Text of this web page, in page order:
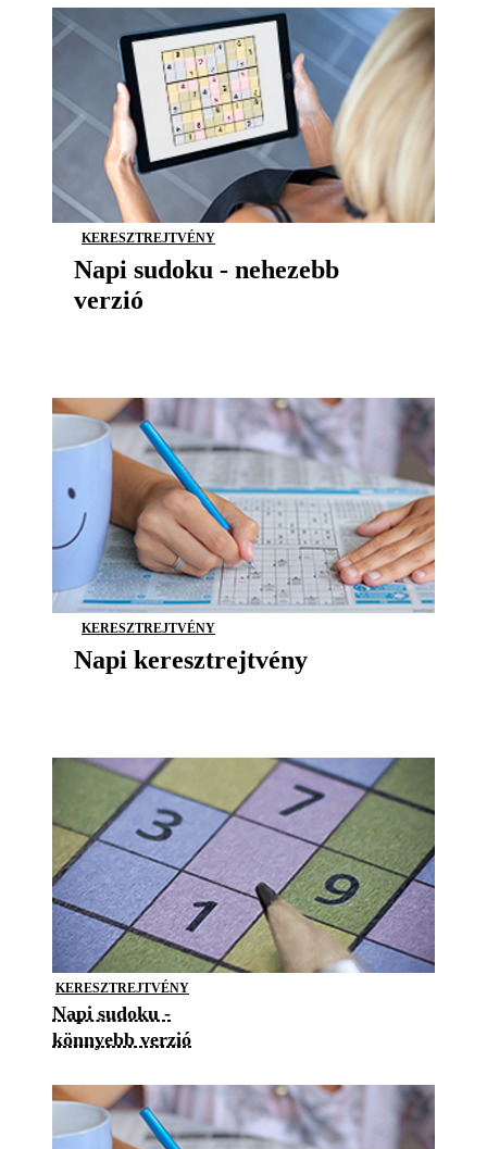
KERESZTREJTVÉNY
Napi sudoku - nehezebb
verzió
KERESZTREJTVÉNY
Napi keresztrejtvény
KERESZTREJTVÉNY
Napi sudoku -
könnyebb verzió